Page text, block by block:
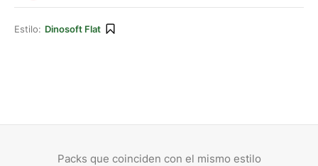
Estilo: Dinosoft Flat
Packs que coinciden con el mismo estilo